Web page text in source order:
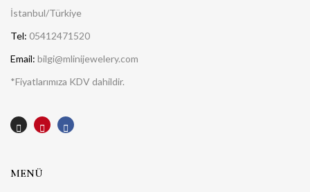
İstanbul/Türkiye
Tel: 05412471520
Email: bilgi@mlinijewelery.com
*Fiyatlarımıza KDV dahildir.
MENÜ